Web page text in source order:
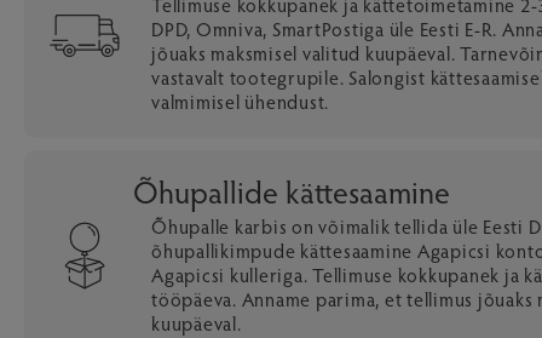
DPD, Omniva, SmartPostiga üle Eesti E-R.
jõuaks maksmisel valitud kuupäeval.
vastavalt tootegrupile. Salongist
valmimisel ühendust.
Õhupallide kättesaamine
Õhupalle karbis on võimalik tellida üle Eesti
õhupallikimpude kättesaamine Agapicsi
Agapicsi kulleriga. Tellimuse kokkupanek ja
tööpäeva. Anname parima, et tellimus jõuaks
kuupäeval.